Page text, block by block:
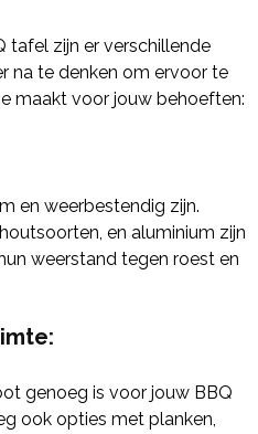
tafel zijn er verschillende
na te denken om ervoor te
maakt voor jouw behoeften:
en weerbestendig zijn.
en aluminium zijn
weerstand tegen roest en
:
genoeg is voor jouw BBQ
ook opties met planken,